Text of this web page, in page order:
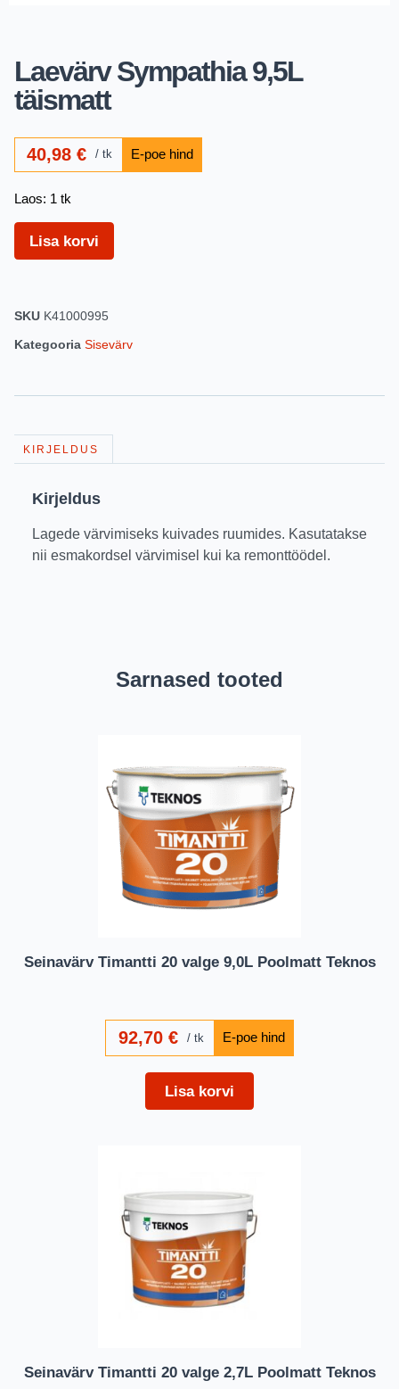
Laevärv Sympathia 9,5L
täismatt
40,98€ tk
Laos: 1 tk
Lisa korvi
SKU K41000995
Kategooria Sisevärv
KIRJELDUS
Kirjeldus
Lagede värvimiseks kuivades ruumides. Kasutatakse
nii esmakordsel värvimisel kui ka remonttöödel.
Sarnased tooted
Seinavärv Timantti 20 valge 9,0L Poolmatt Teknos
92,70 € tk
Lisa korvi
Seinavärv Timantti 20 valge 2,7L Poolmatt Teknos